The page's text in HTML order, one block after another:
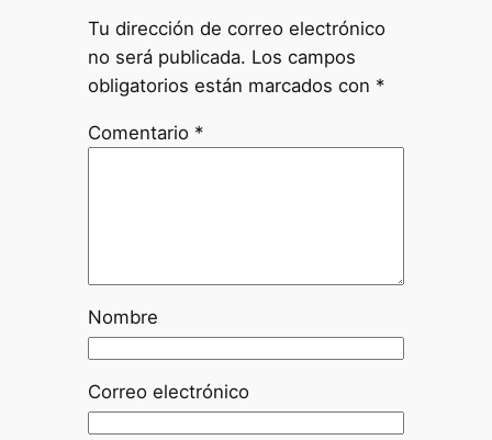
Tu dirección de correo electrónico
no será publicada. Los campos
obligatorios están marcados con *
Comentario *
Nombre
Correo electrónico